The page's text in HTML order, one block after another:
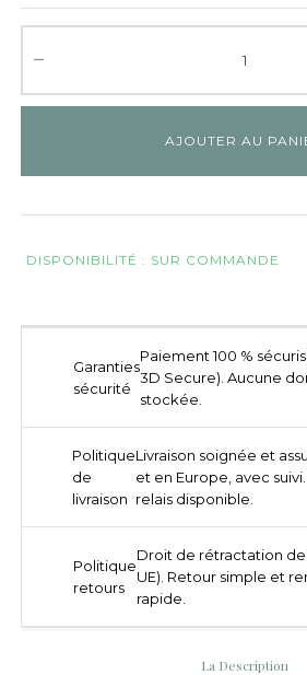
AJOUTER AU
DISPONIBILITÉ : SUR COMMANDE
Garanties
sécurité
Paiement 100 %
3D Secure). Aucune
stockée.
Politique
de
livraison
Livraison soignée et
et en Europe, avec
relais disponible.
Politique
retours
Droit de rétractation de
UE). Retour simple et
rapide.
La Description